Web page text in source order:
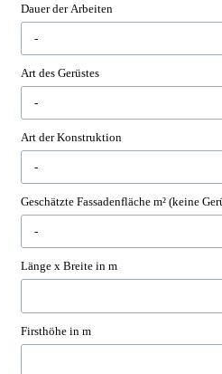
Dauer der Arbeiten
Art des Gerüstes
Art der Konstruktion
Geschätzte Fassadenfläche m² (keine
Länge x Breite in m
Firsthöhe in m